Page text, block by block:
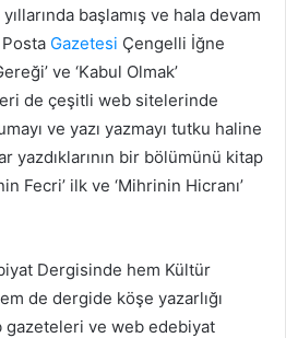
başlamış ve hala devam
Posta Gazetesi Çengelli İğne
ve ‘Kabul Olmak’
de çeşitli web sitelerinde
ve yazı yazmayı tutku haline
yazdıklarının bir bölümünü kitap
Fecri’ ilk ve ‘Mihrinin Hicranı’
Dergisinde hem Kültür
de dergide köşe yazarlığı
gazeteleri ve web edebiyat